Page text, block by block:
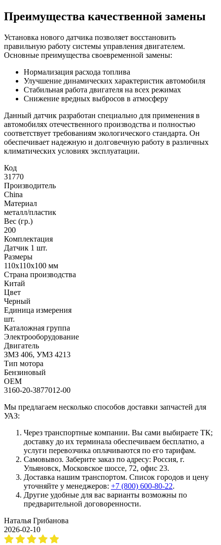
Преимущества качественной замены
Установка нового датчика позволяет восстановить
правильную работу системы управления двигателем.
Основные преимущества своевременной замены:
Нормализация расхода топлива
Улучшение динамических характеристик автомобиля
Стабильная работа двигателя на всех режимах
Снижение вредных выбросов в атмосферу
Данный датчик разработан специально для применения в
автомобилях отечественного производства и полностью
соответствует требованиям экологического стандарта. Он
обеспечивает надежную и долговечную работу в различных
климатических условиях эксплуатации.
Код
31770
Производитель
China
Материал
металл/пластик
Вес (гр.)
200
Комплектация
Датчик 1 шт.
Размеры
110х110х100 мм
Страна производства
Китай
Цвет
Черный
Единица измерения
шт.
Каталожная группа
Электрооборудование
Двигатель
ЗМЗ 406, УМЗ 4213
Тип мотора
Бензиновый
OEM
3160-20-3877012-00
Мы предлагаем несколько способов доставки запчастей для
УАЗ:
Через транспортные компании. Вы сами выбираете ТК;
доставку до их терминала обеспечиваем бесплатно, а
услуги перевозчика оплачиваются по его тарифам.
Самовывоз. Заберите заказ по адресу: Россия, г.
Ульяновск, Московское шоссе, 72, офис 23.
Доставка нашим транспортом. Список городов и цену
уточняйте у менеджеров: +7 (800) 600-80-22.
Другие удобные для вас варианты возможны по
предварительной договоренности.
Наталья Грибанова
2026-02-10